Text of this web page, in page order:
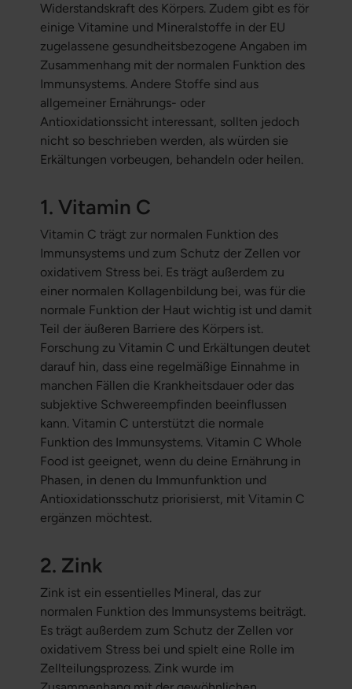
Widerstandskraft des Körpers. Zudem gibt es för
einige Vitamine und Mineralstoffe in der EU
zugelassene gesundheitsbezogene Angaben im
Zusammenhang mit der normalen Funktion des
Immunsystems. Andere Stoffe sind aus
allgemeiner Ernährungs- oder
Antioxidationssicht interessant, sollten jedoch
nicht so beschrieben werden, als würden sie
Erkältungen vorbeugen, behandeln oder heilen.
1. Vitamin C
Vitamin C trägt zur normalen Funktion des
Immunsystems und zum Schutz der Zellen vor
oxidativem Stress bei. Es trägt außerdem zu
einer normalen Kollagenbildung bei, was für die
normale Funktion der Haut wichtig ist und damit
Teil der äußeren Barriere des Körpers ist.
Forschung zu Vitamin C und Erkältungen deutet
darauf hin, dass eine regelmäßige Einnahme in
manchen Fällen die Krankheitsdauer oder das
subjektive Schwereempfinden beeinflussen
kann. Vitamin C unterstützt die normale
Funktion des Immunsystems. Vitamin C Whole
Food ist geeignet, wenn du deine Ernährung in
Phasen, in denen du Immunfunktion und
Antioxidationsschutz priorisierst, mit Vitamin C
ergänzen möchtest.
2. Zink
Zink ist ein essentielles Mineral, das zur
normalen Funktion des Immunsystems beiträgt.
Es trägt außerdem zum Schutz der Zellen vor
oxidativem Stress bei und spielt eine Rolle im
Zellteilungsprozess. Zink wurde im